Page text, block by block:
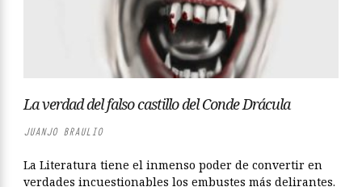
La verdad del falso castillo del Conde Drácula
JUANJO BRAULIO
La Literatura tiene el inmenso poder de convertir en
verdades incuestionables los embustes más delirantes.